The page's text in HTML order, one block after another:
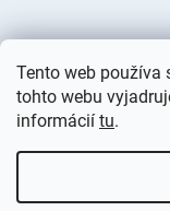
Tento web používa
tohto webu
informácií tu.